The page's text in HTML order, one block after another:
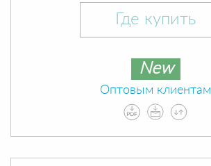
Где купить
New
Оптовым клиентам